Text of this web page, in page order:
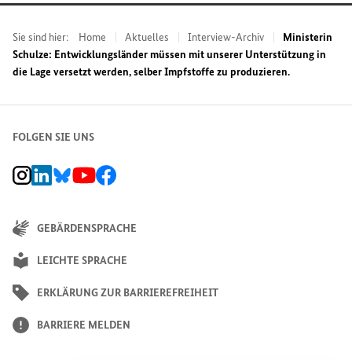
Sie sind hier: Home Aktuelles Interview-Archiv
Ministerin
Schulze: Entwicklungsländer müssen mit unserer Unterstützung in
die Lage versetzt werden, selber Impfstoffe zu produzieren.
FOLGEN SIE UNS
BMZ Instagram-Kanal, Externer Link
BMZ LinkedIn Unternehmensseite, Externer Link
BMZ Bluesky-Seite, Externer Link
BMZ Youtube-Kanal, Externer Link
BMZ Facebook-Seite, Externer Link
GEBÄRDENSPRACHE
LEICHTE SPRACHE
ERKLÄRUNG ZUR BARRIEREFREIHEIT
BARRIERE MELDEN